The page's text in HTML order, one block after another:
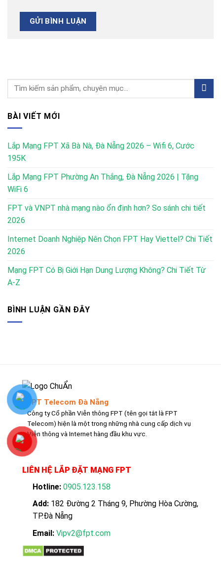
BÀI VIẾT MỚI
Lắp Mạng FPT Xã Bà Nà, Đà Nẵng 2026 – Wifi 6, Cước
195K
Lắp Mạng FPT Phường An Thắng, Đà Nẵng 2026 | Tặng
WiFi 6
FPT và VNPT nhà mạng nào ổn định hơn? So sánh chi tiết
2026
Internet Doanh Nghiệp Nên Chọn FPT Hay Viettel? Chi Tiết
2026
Mạng FPT Có Bị Giới Hạn Dung Lượng Không? Chi Tiết Từ
A-Z
BÌNH LUẬN GẦN ĐÂY
FPT Telecom Đà Nẵng
Công ty Cổ phần Viễn thông FPT (tên gọi tắt là FPT
Telecom) hiện là một trong những nhà cung cấp dịch vụ
Viễn thông và Internet hàng đầu khu vực.
LIÊN HỆ LẮP ĐẶT MẠNG FPT
Hotline: 0905.123.158
Add: 182 Đường 2 Tháng 9, Phường Hòa Cường,
TP.Đà Nẵng
Email: Vipv2@fpt.com